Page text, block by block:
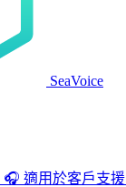
SeaVoice
🎧 適用於客戶支援